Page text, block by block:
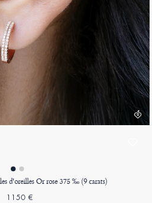
d'oreilles Or rose 375 ‰ (9 carats)
1150 €